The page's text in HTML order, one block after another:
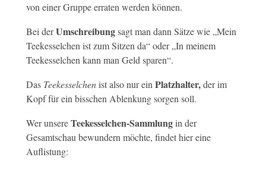
von einer Gruppe erraten werden können.
Bei derUmschreibungsagt man dann Sätze wie „Mein
Teekesselchen ist zum Sitzen da“ oder „In meinem
Teekesselchen kann man Geld sparen“.
Das Teekesselchenist also nur ein Platzhalter,der im
Kopf für ein bisschen Ablenkung sorgen soll.
Wer unsereTeekesselchen-Sammlungin der
Gesamtschau bewundern möchte, findet hier eine
Auflistung: